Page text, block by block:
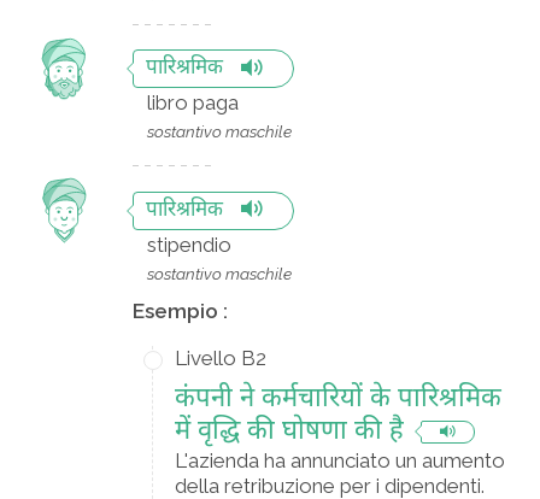
पारिश्रमिक
libro paga
sostantivo maschile
पारिश्रमिक
stipendio
sostantivo maschile
Esempio :
Livello B2
कंपनी ने कर्मचारियों के पारिश्रमिक
में वृद्धि की घोषणा की है
L'azienda ha annunciato un aumento
della retribuzione per i dipendenti.